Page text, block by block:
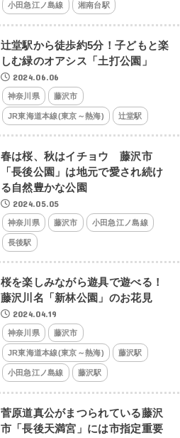
小田急江ノ島線 湘南台駅
辻堂駅から徒歩約5分！子どもと楽
しむ緑のオアシス「土打公園」
2024.06.06
神奈川県 藤沢市
JR東海道本線(東京～熱海) 辻堂駅
春は桜、秋はイチョウ 藤沢市
「長後公園」は地元で愛され続け
る自然豊かな公園
2024.05.05
神奈川県 藤沢市 小田急江ノ島線
長後駅
桜を楽しみながら遊具で遊べる！
藤沢川名「新林公園」のお花見
2024.04.19
神奈川県 藤沢市
JR東海道本線(東京～熱海) 藤沢駅
小田急江ノ島線 藤沢駅
菅原道真公がまつられている藤沢
市「長後天満宮」には市指定重要